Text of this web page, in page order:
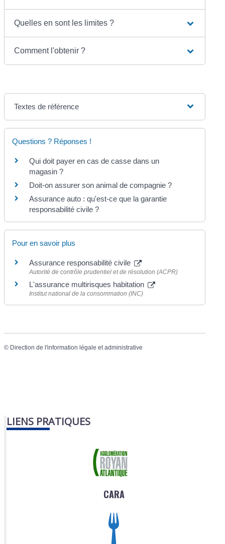
Quelles en sont les limites ?
Comment l'obtenir ?
Textes de référence
Questions ? Réponses !
Qui doit payer en cas de casse dans un
magasin ?
Doit-on assurer son animal de compagnie ?
Assurance auto : qu'est-ce que la garantie
responsabilité civile ?
Pour en savoir plus
Assurance responsabilité civile
Autorité de contrôle prudentiel et de résolution (ACPR)
L'assurance multirisques habitation
Institut national de la consommation (INC)
© Direction de l'information légale et administrative
LIENS PRATIQUES
CARA